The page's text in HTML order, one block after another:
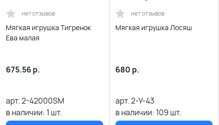
нет отзывов
Мягкая игрушка Тигренок
Ева малая
675.56 р.
арт.2-42000SM
в наличии: 1 шт.
нет отзывов
Мягкая игрушка Лосяш
680 р.
арт.2-У-43
в наличии: 109 шт.